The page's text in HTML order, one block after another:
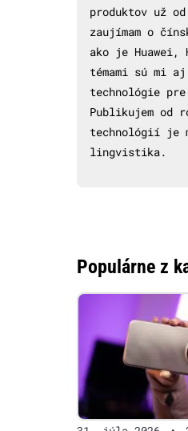
produktov už
zaujímam o
ako je Huawei,
témami sú mi
technológie pre
Publikujem od
technológií je
lingvistika.
Populárne z